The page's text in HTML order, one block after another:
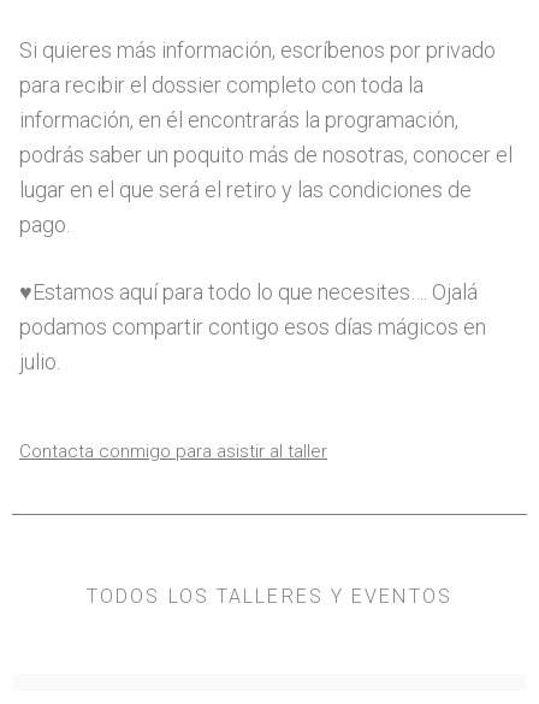
Si quieres más información, escríbenos por privado
para recibir el dossier completo con toda la
información, en él encontrarás la programación,
podrás saber un poquito más de nosotras, conocer el
lugar en el que será el retiro y las condiciones de
pago.
♥️Estamos aquí para todo lo que necesites…. Ojalá
podamos compartir contigo esos días mágicos en
julio.
Contacta conmigo para asistir al taller
TODOS LOS TALLERES Y EVENTOS